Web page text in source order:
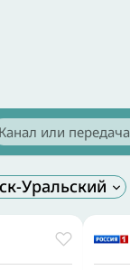
Уральский